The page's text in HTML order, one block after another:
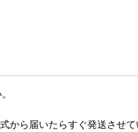
から届いたらすぐ発送させ